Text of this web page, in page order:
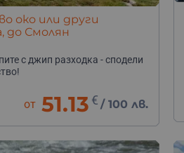
око или други
до Смолян
с джип разходка - сподели
от 51.13 € /100 лв.